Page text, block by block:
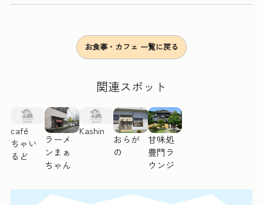
お食事・カフェ 一覧に戻る
関連スポット
café
ちゃい
るど
ラーメ
ンまぁ
ちゃん
Kashin
おらが
の
甘味処
豊門ラ
ウンジ